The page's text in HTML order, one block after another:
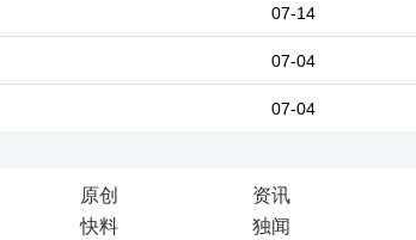
07-14
07-04
07-04
原创 资讯
快料 独闻